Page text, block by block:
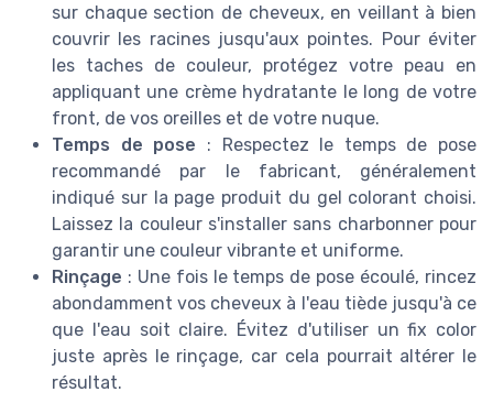
sur chaque section de cheveux, en veillant à bien
couvrir les racines jusqu'aux pointes. Pour éviter
les taches de couleur, protégez votre peau en
appliquant une crème hydratante le long de votre
front, de vos oreilles et de votre nuque.
Temps de pose : Respectez le temps de pose
recommandé par le fabricant, généralement
indiqué sur la page produit du gel colorant choisi.
Laissez la couleur s'installer sans charbonner pour
garantir une couleur vibrante et uniforme.
Rinçage : Une fois le temps de pose écoulé, rincez
abondamment vos cheveux à l'eau tiède jusqu'à ce
que l'eau soit claire. Évitez d'utiliser un fix color
juste après le rinçage, car cela pourrait altérer le
résultat.